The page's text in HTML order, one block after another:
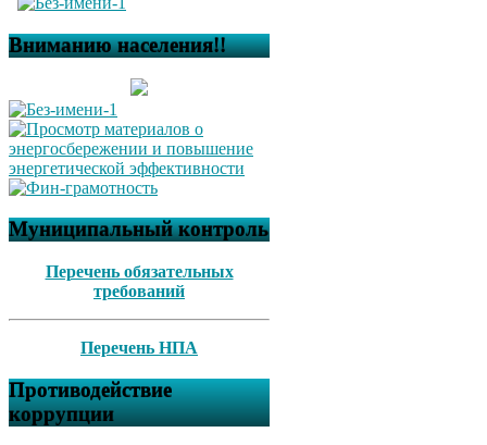
Вниманию населения!!
Муниципальный контроль
Перечень обязательных
требований
Перечень НПА
Противодействие
коррупции